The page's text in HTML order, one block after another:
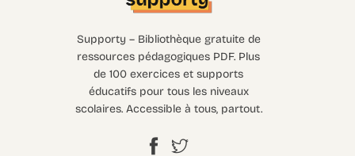
Supporty – Bibliothèque gratuite de
ressources pédagogiques PDF. Plus
de 100 exercices et supports
éducatifs pour tous les niveaux
scolaires. Accessible à tous, partout.